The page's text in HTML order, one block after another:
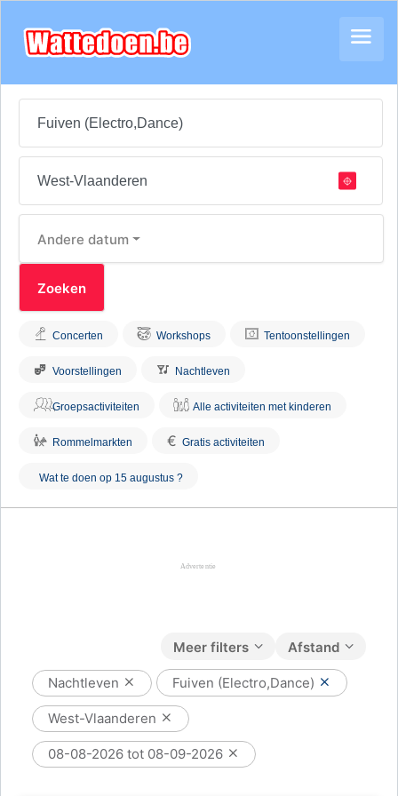
Andere datum
Concerten Workshops Tentoonstellingen
Voorstellingen Nachtleven
Groepsactiviteiten Alle activiteiten met kinderen
Rommelmarkten € Gratis activiteiten
Wat te doen op 15 augustus ?
Afstand
Meer filters
Nachtleven Fuiven (Electro,Dance)
West-Vlaanderen
08-08-2026 tot 08-09-2026